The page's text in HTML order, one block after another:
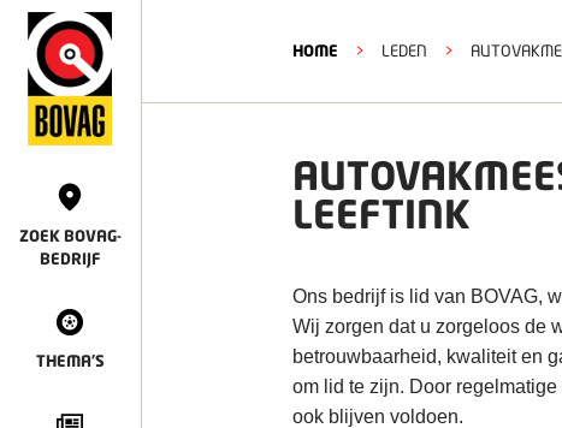
ZOEK BOVAG-
BEDRIJF
THEMA'S
HOME > LEDEN >
LEEFTINK
Ons bedrijf is lid van BOVAG,
Wij zorgen dat u zorgeloos de
betrouwbaarheid, kwaliteit en
om lid te zijn. Door
ook blijven voldoen.